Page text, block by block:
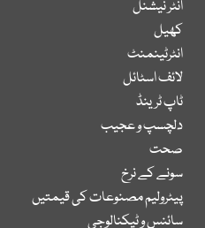
انٹر نیشنل
کھیل
انٹرٹینمنٹ
لائف اسٹائل
ٹاپ ٹرینڈ
دلچسپ و عجیب
صحت
سونے کے نرخ
پیٹرولیم مصنوعات کی قیمتیں
سائنس و ٹیکنالوجی